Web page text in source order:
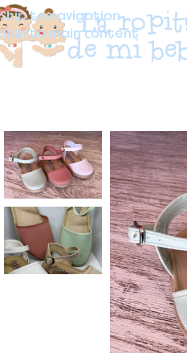
Skip to navigation
Skip to main content